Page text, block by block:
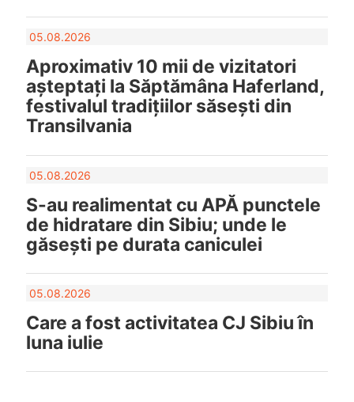
05.08.2026
Aproximativ 10 mii de vizitatori
așteptați la Săptămâna Haferland,
festivalul tradițiilor săsești din
Transilvania
05.08.2026
S-au realimentat cu APĂ punctele
de hidratare din Sibiu; unde le
găsești pe durata caniculei
05.08.2026
Care a fost activitatea CJ Sibiu în
luna iulie